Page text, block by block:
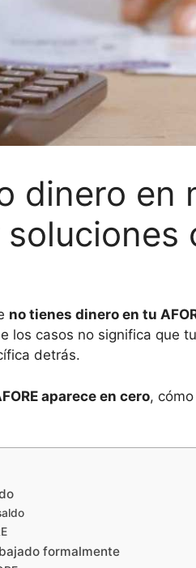
dinero en
soluciones
no tienes dinero en tu
los casos no significa que
detrás.
aparece en cero,
formalmente